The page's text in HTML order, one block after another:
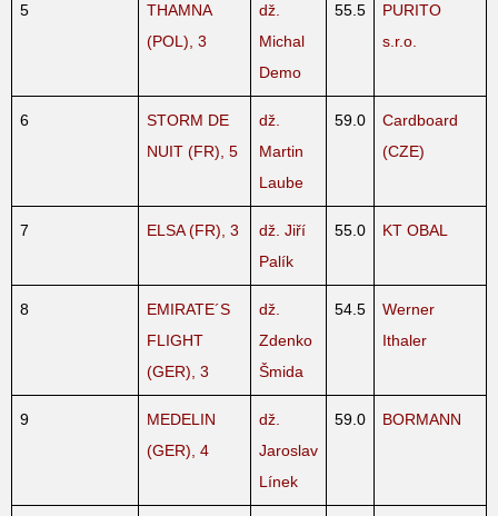
5
THAMNA
(POL), 3
dž.
Michal
Demo
55.5
PURITO
s.r.o.
6
STORM DE
NUIT (FR), 5
dž.
Martin
Laube
59.0
Cardboard
(CZE)
7 ELSA (FR), 3
dž. Jiří
Palík
55.0 KT OBAL
8
EMIRATE´S
FLIGHT
(GER), 3
dž.
Zdenko
Šmida
54.5
Werner
Ithaler
9
MEDELIN
(GER), 4
dž.
Jaroslav
Línek
59.0 BORMANN